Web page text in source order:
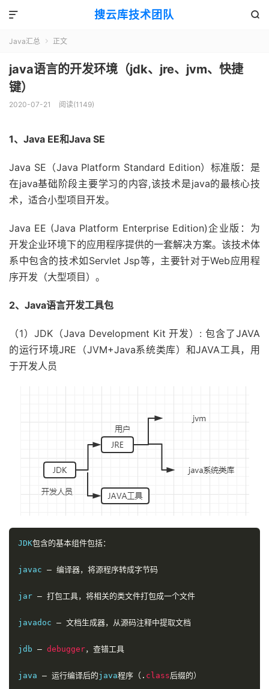
搜云库技术团队 

Java汇总  正文
java语言的开发环境（jdk、jre、jvm、快捷
键）
2020-07-21 阅读(1149)
1、Java EE和Java SE
Java SE（Java Platform Standard Edition）标准版：是
在java基础阶段主要学习的内容,该技术是java的最核心技
术，适合小型项目开发。
Java EE (Java Platform Enterprise Edition)企业版：为
开发企业环境下的应用程序提供的一套解决方案。该技术体
系中包含的技术如Servlet Jsp等，主要针对于Web应用程
序开发（大型项目）。
2、Java语言开发工具包
（1）JDK（Java Development Kit 开发）: 包含了JAVA
的运行环境JRE（JVM+Java系统类库）和JAVA工具，用
于开发人员
JDK包含的基本组件包括：
javac – 编译器，将源程序转成字节码
jar – 打包工具，将相关的类文件打包成一个文件
javadoc – 文档生成器，从源码注释中提取文档
jdb – debugger，查错工具
java – 运行编译后的java程序（. class后缀的）